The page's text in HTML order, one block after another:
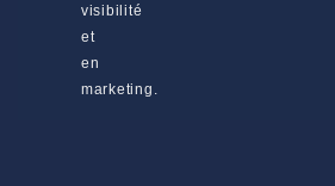
visibilité
et
en
marketing.